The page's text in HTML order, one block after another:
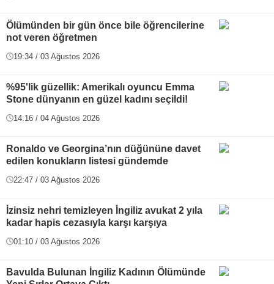
Ölümünden bir gün önce bile öğrencilerine
not veren öğretmen
19:34 / 03 Ağustos 2026
%95'lik güzellik: Amerikalı oyuncu Emma
Stone dünyanın en güzel kadını seçildi!
14:16 / 04 Ağustos 2026
Ronaldo ve Georgina’nın düğününe davet
edilen konukların listesi gündemde
22:47 / 03 Ağustos 2026
İzinsiz nehri temizleyen İngiliz avukat 2 yıla
kadar hapis cezasıyla karşı karşıya
01:10 / 03 Ağustos 2026
Bavulda Bulunan İngiliz Kadının Ölümünde